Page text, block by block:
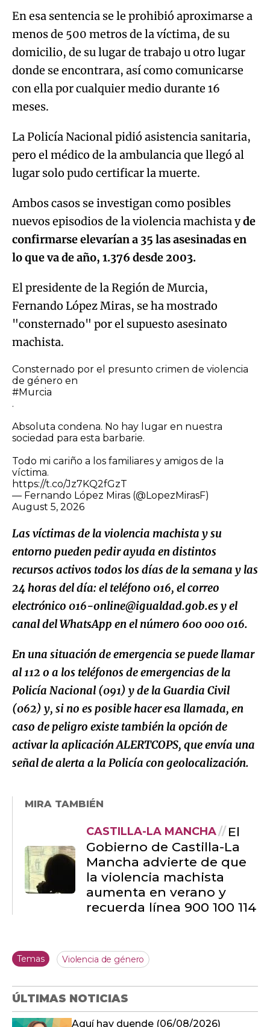
En esa sentencia se le prohibió aproximarse a
menos de 500 metros de la víctima, de su
domicilio, de su lugar de trabajo u otro lugar
donde se encontrara, así como comunicarse
con ella por cualquier medio durante 16
meses.
La Policía Nacional pidió asistencia sanitaria,
pero el médico de la ambulancia que llegó al
lugar solo pudo certificar la muerte.
Ambos casos se investigan como posibles
nuevos episodios de la violencia machista yde
confirmarse elevarían a 35 las asesinadas en
lo que va de año, 1.376 desde 2003.
El presidente de la Región de Murcia,
Fernando López Miras, se ha mostrado
"consternado" por el supuesto asesinato
machista.
Consternado por el presunto crimen de violencia
de género en
#Murcia
.
Absoluta condena. No hay lugar en nuestra
sociedad para esta barbarie.
Todo mi cariño a los familiares y amigos de la
víctima.
https://t.co/Jz7KQ2fGzT
— Fernando López Miras (@LopezMirasF)
August 5, 2026
Las víctimas de la violencia machista y su
entorno pueden pedir ayuda en distintos
recursos activos todos los días de la semana y las
24 horas del día: el teléfono 016, el correo
electrónico 016-online@igualdad.gob.es y el
canal del WhatsApp en el número 600 000 016.
En una situación de emergencia se puede llamar
al 112 o a los teléfonos de emergencias de la
Policía Nacional (091) y de la Guardia Civil
(062) y, si no es posible hacer esa llamada, en
caso de peligro existe también la opción de
activar la aplicación ALERTCOPS, que envía una
señal de alerta a la Policía con geolocalización.
MIRA TAMBIÉN
CASTILLA-LA MANCHA
El
Gobierno de Castilla-La
Mancha advierte de que
la violencia machista
aumenta en verano y
recuerda línea 900 100 114
Temas Violencia de género
ÚLTIMAS NOTICIAS
Aquí hay duende (06/08/2026)